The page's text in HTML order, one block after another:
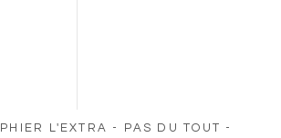
L'EXTRA - PAS DU TOUT -